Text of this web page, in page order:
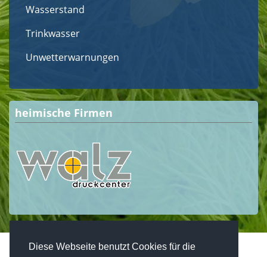
Diese Webseite benutzt Cookies für die
Wasserstand
Trinkwasser
Unwetterwarnungen
heimische Firmen